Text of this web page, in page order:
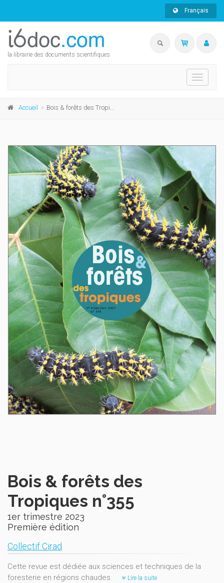
Français
la librairie des documents scientifiques
Toggle
Accueil Bois & forêts des Tropiques n°355
Bois & forêts des
Tropiques n°355
1er trimestre 2023
Première édition
Collectif Cirad
Cette revue est dédiée aux sciences et techniques de la
foresterie en régions chaudes.
Lire la suite